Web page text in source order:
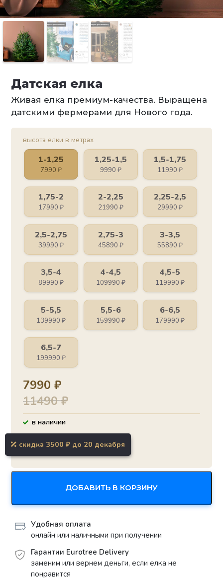
Датская елка
Живая елка премиум-качества. Выращена
датскими фермерами для Нового года.
высота елки в метрах
1-1,25
7990 ₽
1,25-1,5
9990 ₽
1,5-1,75
11990₽
1,75-2
17990 ₽
2-2,25
21990 ₽
2,25-2,5
29990₽
2,5-2,75
39990 ₽
2,75-3
45890 ₽
3-3,5
55890₽
3,5-4
89990 ₽
4-4,5
109990 ₽
4,5-5
119990₽
5-5,5
139990 ₽
5,5-6
159990 ₽
6-6,5
179990₽
6,5-7
199990 ₽
7990₽
11490₽
в наличии
скидка 3500 ₽ до 20 декабря
ДОБАВИТЬ В КОРЗИНУ
Удобная оплата
онлайн или наличными при получении
Гарантии Eurotree Delivery
заменим или вернем деньги, если елка не
понравится